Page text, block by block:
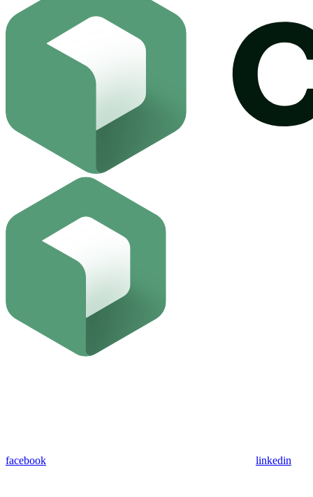
facebook linkedin